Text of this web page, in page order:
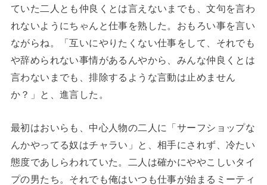
ていた二人とも仲良くとは言えないまでも、文句を言わ
れないようにちゃんと仕事を熟した。おもろい事を言い
ながらね。「互いにやりたくない仕事をして、それでも
や辞められない事情があるんやから、みんな仲良くとは
言わないまでも、排除するような言動は止めません
か？」と、進言した。
最初はおいらも、中心人物の二人に「サーフショップな
んかやってる奴はチャラい」と、相手にされず、冷たい
態度であしらわれていた。二人は確かにややこしいタイ
プの男たち。それでも俺はいつも仕事が始まるミーティ